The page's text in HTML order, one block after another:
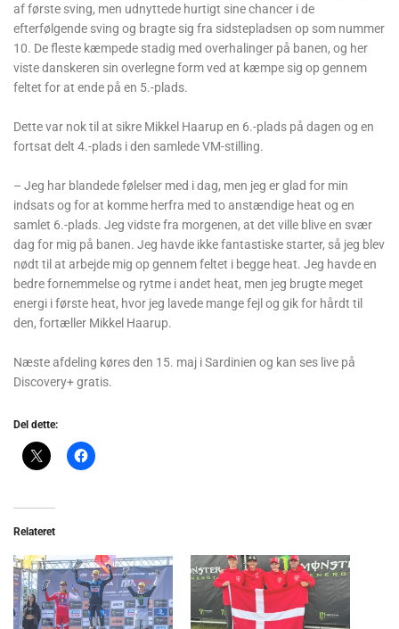
af første sving, men udnyttede hurtigt sine chancer i de
efterfølgende sving og bragte sig fra sidstepladsen op som nummer
10. De fleste kæmpede stadig med overhalinger på banen, og her
viste danskeren sin overlegne form ved at kæmpe sig op gennem
feltet for at ende på en 5.-plads.
Dette var nok til at sikre Mikkel Haarup en 6.-plads på dagen og en
fortsat delt 4.-plads i den samlede VM-stilling.
– Jeg har blandede følelser med i dag, men jeg er glad for min
indsats og for at komme herfra med to anstændige heat og en
samlet 6.-plads. Jeg vidste fra morgenen, at det ville blive en svær
dag for mig på banen. Jeg havde ikke fantastiske starter, så jeg blev
nødt til at arbejde mig op gennem feltet i begge heat. Jeg havde en
bedre fornemmelse og rytme i andet heat, men jeg brugte meget
energi i første heat, hvor jeg lavede mange fejl og gik for hårdt til
den, fortæller Mikkel Haarup.
Næste afdeling køres den 15. maj i Sardinien og kan ses live på
Discovery+ gratis.
Del dette:
Relateret